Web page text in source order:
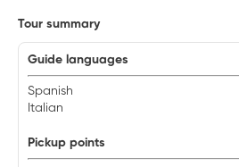
Tour summary
Guide languages
Spanish
Italian
Pickup points